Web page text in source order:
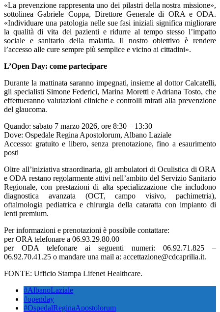
«La prevenzione rappresenta uno dei pilastri della nostra missione»,
sottolinea Gabriele Coppa, Direttore Generale di ORA e ODA.
«Individuare una patologia nelle sue fasi iniziali significa migliorare
la qualità di vita dei pazienti e ridurre al tempo stesso l’impatto
sociale e sanitario della malattia. Il nostro obiettivo è rendere
l’accesso alle cure sempre più semplice e vicino ai cittadini».
L’Open Day: come partecipare
Durante la mattinata saranno impegnati, insieme al dottor Calcatelli,
gli specialisti Simone Federici, Marina Moretti e Adriana Tosto, che
effettueranno valutazioni cliniche e controlli mirati alla prevenzione
del glaucoma.
Quando: sabato 7 marzo 2026, ore 8:30 – 13:30
Dove: Ospedale Regina Apostolorum, Albano Laziale
Accesso: gratuito e libero, senza prenotazione, fino a esaurimento
posti
Oltre all’iniziativa straordinaria, gli ambulatori di Oculistica di ORA
e ODA restano regolarmente attivi nell’ambito del Servizio Sanitario
Regionale, con prestazioni di alta specializzazione che includono
diagnostica avanzata (OCT, campo visivo, pachimetria),
oftalmologia pediatrica e chirurgia della cataratta con impianto di
lenti premium.
Per informazioni e prenotazioni è possibile contattare:
per ORA telefonare a 06.93.29.80.00
per ODA telefonare ai seguenti numeri: 06.92.71.825 –
06.92.70.41.25 o mandare una mail a: accettazione@cdcaprilia.it.
FONTE: Ufficio Stampa Lifenet Healthcare.
#AlbanoLaziale
#openday
#OspedalReginaApostolorum